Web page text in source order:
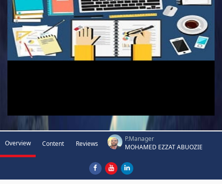
Overview Content Reviews
P.Manager
MOHAMED EZZAT ABUOZIE